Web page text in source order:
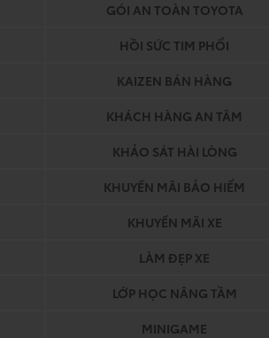
GÓI AN TOÀN TOYOTA
HỒI SỨC TIM PHỔI
KAIZEN BÁN HÀNG
KHÁCH HÀNG AN TÂM
KHẢO SÁT HÀI LÒNG
KHUYẾN MÃI BẢO HIỂM
KHUYẾN MÃI XE
LÀM ĐẸP XE
LỚP HỌC NÂNG TẦM
MINIGAME